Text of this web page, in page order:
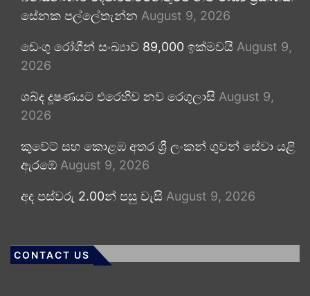
සේනක පල්ලේතැන්න August 9, 2026
ඩෙංගු රෝගීන් සංඛ්‍යාව 89,000 ඉක්මවයි August 9,
2026
ශබ්ද දූෂණයට එරෙහිව නව රෙගුලාසි August 9,
2026
කුවේට් සහ කොළඹ අතර ශ්‍රී ලංකන් ගුවන් සේවා යළි
ඇරඹේ August 9, 2026
අද පස්වරු 2.00න් පසු වැසි August 9, 2026
CONTACT US